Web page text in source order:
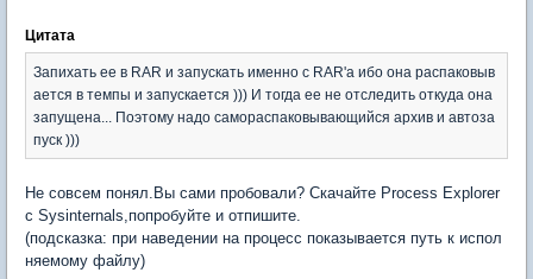
Цитата
Запихать ее в RAR и запускать именно с RAR'а ибо она распаковыв
ается в темпы и запускается ))) И тогда ее не отследить откуда она
запущена... Поэтому надо самораспаковывающийся архив и автоза
пуск )))
Не совсем понял.Вы сами пробовали? Скачайте Process Explorer
c Sysinternals,попробуйте и отпишите.
(подсказка: при наведении на процесс показывается путь к испол
няемому файлу)